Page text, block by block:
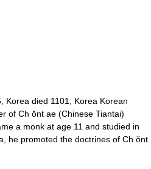
Korea died 1101, Korea Korean
of Ch ŏnt ae (Chinese Tiantai)
a monk at age 11 and studied in
he promoted the doctrines of Ch ŏnt